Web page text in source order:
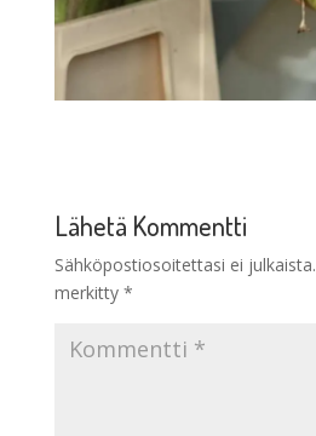
Lähetä Kommentti
Sähköpostiosoitettasi ei julkaista.
merkitty *